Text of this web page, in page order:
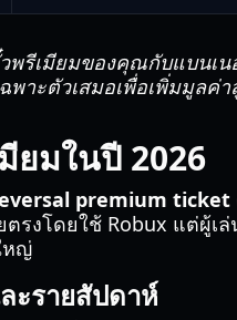
พรีเมียมของคุณกับแบนเน
พาะตัวเสมอเพื่อเพิ่มมูลค่
ยมในปี 2026
premium ticket
รงโดยใช้ Robux แต่ผู้เ
หญ่
ะรายสัปดาห์